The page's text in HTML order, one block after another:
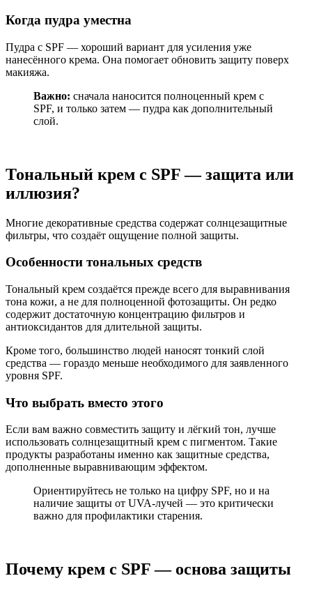
Когда пудра уместна
Пудра с SPF — хороший вариант для усиления уже
нанесённого крема. Она помогает обновить защиту поверх
макияжа.
Важно: сначала наносится полноценный крем с
SPF, и только затем — пудра как дополнительный
слой.
Тональный крем с SPF — защита или
иллюзия?
Многие декоративные средства содержат солнцезащитные
фильтры, что создаёт ощущение полной защиты.
Особенности тональных средств
Тональный крем создаётся прежде всего для выравнивания
тона кожи, а не для полноценной фотозащиты. Он редко
содержит достаточную концентрацию фильтров и
антиоксидантов для длительной защиты.
Кроме того, большинство людей наносят тонкий слой
средства — гораздо меньше необходимого для заявленного
уровня SPF.
Что выбрать вместо этого
Если вам важно совместить защиту и лёгкий тон, лучше
использовать солнцезащитный крем с пигментом. Такие
продукты разработаны именно как защитные средства,
дополненные выравнивающим эффектом.
Ориентируйтесь не только на цифру SPF, но и на
наличие защиты от UVA-лучей — это критически
важно для профилактики старения.
Почему крем с SPF — основа защиты